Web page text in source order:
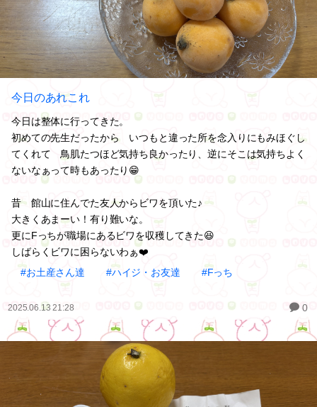
今日のあれこれ
今日は整体に行ってきた。
初めての先生だったから いつもと違った所を念入りにもみほぐし
てくれて 鳥肌たつほど気持ち良かったり、逆にそこは気持ちよく
ないなぁって時もあったり😁
昔 館山に住んでた友人からビワを頂いた♪
大きくあまーい！有り難いな。
更にFっちが職場にあるビワを収穫してきた😆
しばらくビワに困らないわぁ❤️
#お土産さん達
#ハイジ・お友達 #Fっち
2025.06.13 21:28 0